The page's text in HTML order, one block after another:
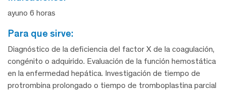
ayuno 6 horas
para que sirve:
Diagnóstico de la deficiencia del factor X de la coagulación,
congénito o adquirido. Evaluación de la función hemostática
en la enfermedad hepática. Investigación de tiempo de
protrombina prolongado o tiempo de tromboplastina parcial